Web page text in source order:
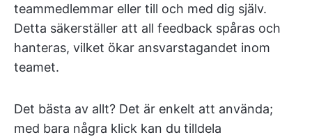
teammedlemmar eller till och med dig själv.
Detta säkerställer att all feedback spåras och
hanteras, vilket ökar ansvarstagandet inom
teamet.
Det bästa av allt? Det är enkelt att använda;
med bara några klick kan du tilldela